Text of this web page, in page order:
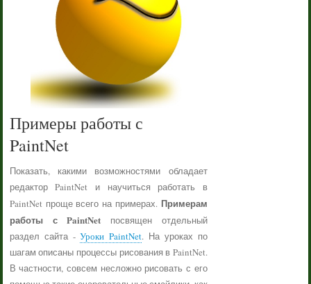
Примеры работы с
PaintNet
Показать, какими возможностями обладает
редактор PaintNet и научиться работать в
PaintNet проще всего на примерах. Примерам
работы с PaintNet посвящен отдельный
раздел сайта -Уроки PaintNet. На уроках по
шагам описаны процессы рисования в PaintNet.
В частности, совсем несложно рисовать с его